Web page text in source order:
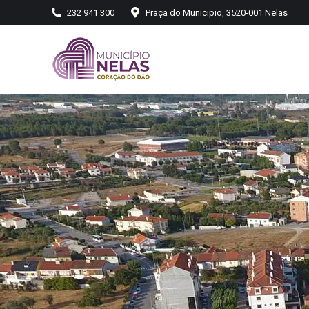
232 941 300 Praça do Municipio, 3520-001 Nelas